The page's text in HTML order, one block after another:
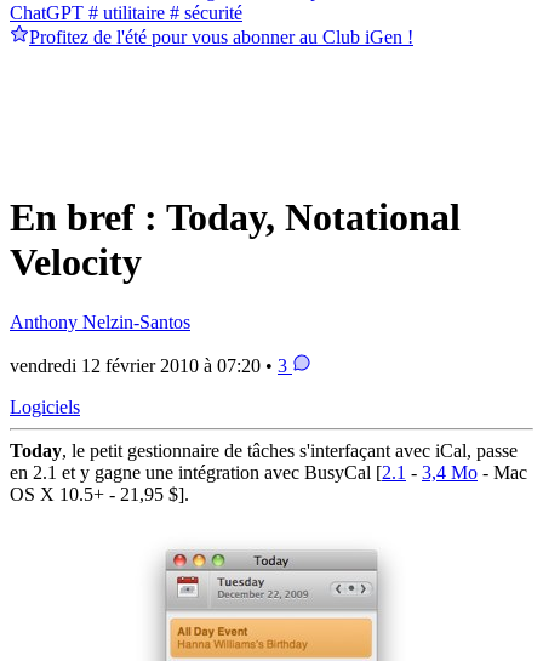
ChatGPT # utilitaire # sécurité
Profitez de l'été pour vous abonner au Club iGen !
En bref : Today, Notational
Velocity
Anthony Nelzin-Santos
vendredi 12 février 2010 à 07:20 • 3
Logiciels
Today, le petit gestionnaire de tâches s'interfaçant avec iCal, passe
en 2.1 et y gagne une intégration avec BusyCal [2.1 - 3,4 Mo - Mac
OS X 10.5+ - 21,95 $].